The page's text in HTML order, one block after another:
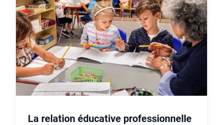
La relation éducative professionnelle